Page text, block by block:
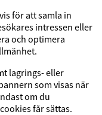
för att samla in
intressen eller
och optimera
lagrings- eller
som visas när
om du
får sättas.